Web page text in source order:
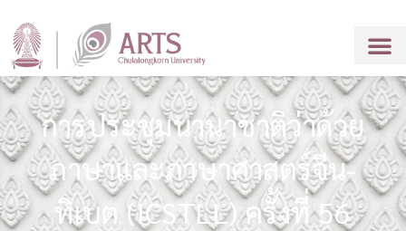
การประชุมนานาชาติว่าด้วย
ภาษาและภาษาศาสตร์จีน-
ทิเบต (ICSTLL) ครั้งที่ 56